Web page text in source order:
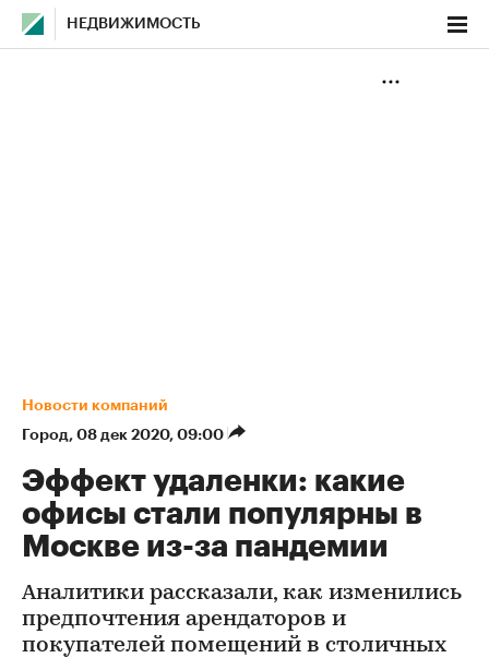
НЕДВИЖИМОСТЬ
Новости компаний
Город⁠, 08 дек 2020, 09:00
Эффект удаленки: какие
офисы стали популярны в
Москве из-за пандемии
Аналитики рассказали, как изменились
предпочтения арендаторов и
покупателей помещений в столичных